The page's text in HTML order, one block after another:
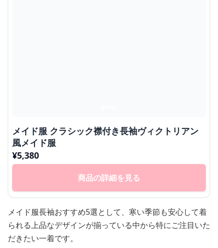
メイド服 クラシック襟付き長袖ヴィクトリアン
風メイド服
¥5,380
商品の詳細を見る
メイド服長袖おすすめ5選として、寒い季節も安心して着
られる上品なデザインが揃っている中から特にご注目いた
だきたい一着です。